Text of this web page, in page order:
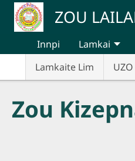
Skip to main content
ZOU
Innpi Lamkai
Lamkaite Lim
Zou